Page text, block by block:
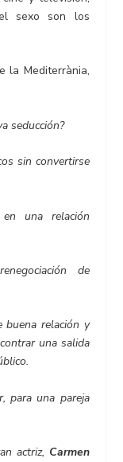
sexo son los
la Mediterrània,
seducción?
sin convertirse
una relación
de
buena relación y
una salida
para una pareja
actriz, Carmen